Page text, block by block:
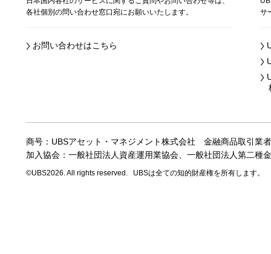
各社個別の問い合わせ窓口宛にお願いいたします。
お問い合わせはこちら
サ
商号：UBSアセット・マネジメント株式会社 金融商品取引
加入協会：一般社団法人資産運用業協会、 一般社団法人第二種
©UBS2026. All rights reserved. UBSは全ての知的財産権を所有します。